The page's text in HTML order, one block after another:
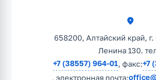
658200, Алтайский край,
Ленина 130.
+7 (38557) 964-01, факс:+7
, электронная почта: